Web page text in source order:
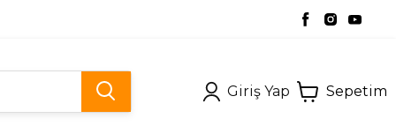
Giriş Yap Sepetim